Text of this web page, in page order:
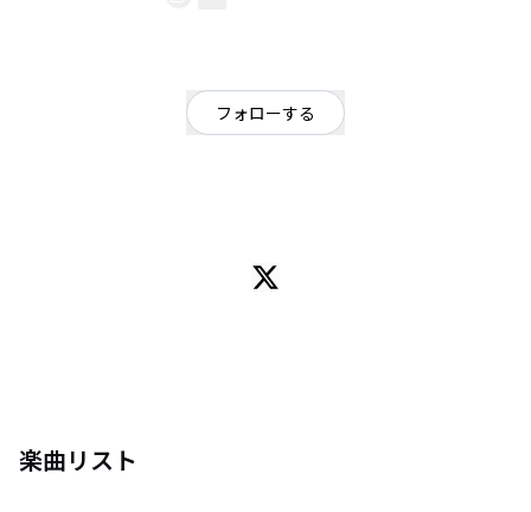
フォローする
す。
楽曲リスト